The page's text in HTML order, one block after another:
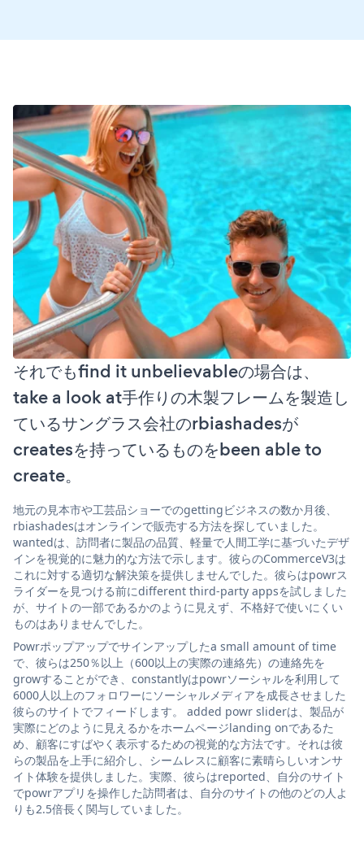
それでもfind it unbelievableの場合は、
take a look at手作りの木製フレームを製造し
ているサングラス会社のrbiashadesが
createsを持っているものをbeen able to
create。
地元の見本市や工芸品ショーでのgettingビジネスの数か月後、
rbiashadesはオンラインで販売する方法を探していました。
wantedは、訪問者に製品の品質、軽量で人間工学に基づいたデザ
インを視覚的に魅力的な方法で示します。彼らのCommerceV3は
これに対する適切な解決策を提供しませんでした。彼らはpowrス
ライダーを見つける前にdifferent third-party appsを試しました
が、サイトの一部であるかのように見えず、不格好で使いにくい
ものはありませんでした。
Powrポップアップでサインアップしたa small amount of time
で、彼らは250％以上（600以上の実際の連絡先）の連絡先を
growすることができ、constantlyはpowrソーシャルを利用して
6000人以上のフォロワーにソーシャルメディアを成長させました
彼らのサイトでフィードします。 added powr sliderは、製品が
実際にどのように見えるかをホームページlanding onであるた
め、顧客にすばやく表示するための視覚的な方法です。それは彼
らの製品を上手に紹介し、シームレスに顧客に素晴らしいオンサ
イト体験を提供しました。実際、彼らはreported、自分のサイト
でpowrアプリを操作した訪問者は、自分のサイトの他のどの人よ
りも2.5倍長く関与していました。